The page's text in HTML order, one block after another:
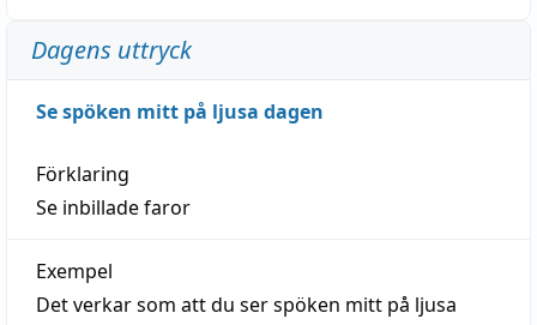
Dagens uttryck
Se spöken mitt på ljusa dagen
Förklaring
Se inbillade faror
Exempel
Det verkar som att du ser spöken mitt på ljusa